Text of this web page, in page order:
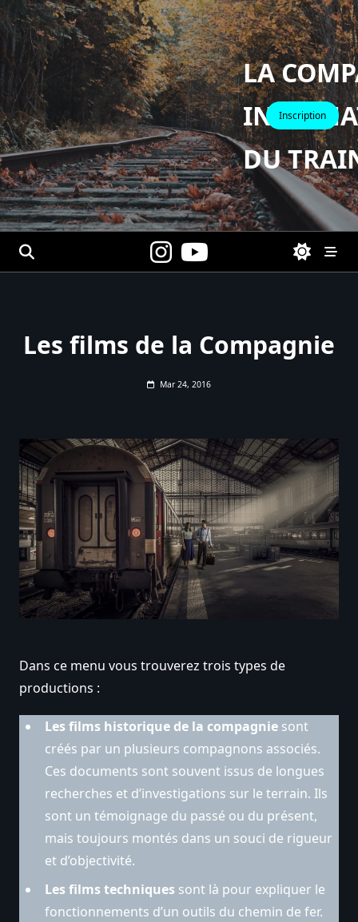
Skip
to
content
LA
DU
Inscription
Les films de la Compagnie
Mar 24, 2016
Dans ce menu vous trouverez trois types de
productions :
Les films historique de la compagnie sont
créés par un plusieurs compagnons associés.
Ces documents sont souvent issus de longues
recherches et d’investigations sur le terrain. Ils
sont un témoignage du passé ou du présent,
mais toujours montés dans un souci de rigueur
et d’objectivité.
Les films techniques sont là pour expliquer le
fonctionnements d’un outils du chemin de fer.